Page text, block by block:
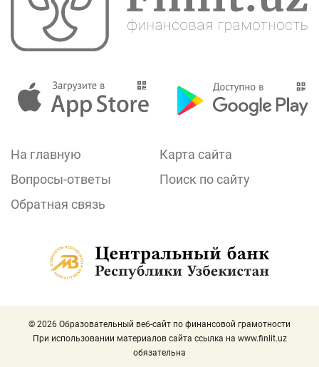
На главную
Карта сайта
Вопросы-ответы
Поиск по сайту
Обратная связь
© 2026 Образовательный веб-сайт по финансовой грамотности
При использовании материалов сайта ссылка на www.finlit.uz
обязательна